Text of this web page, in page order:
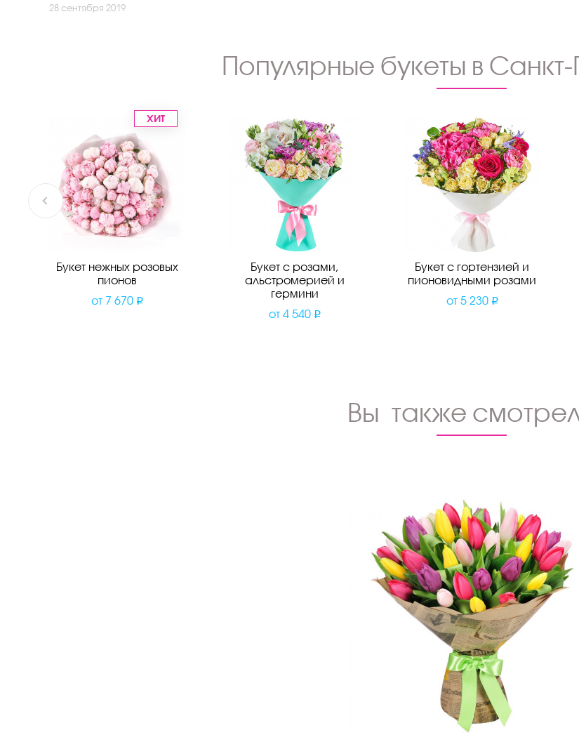
28 сентября 2019
Популярные букеты в
ХИТ
Букет нежных розовых
пионов
от 7 670
Букет с розами,
альстромерией и
гермини
от 4 540
Букет с гортензией и
пионовидными розами
от 5 230
Вы также